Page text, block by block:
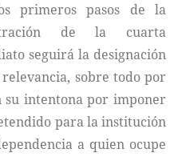
primeros pasos de la
de la cuarta
seguirá la designación
sobre todo por
su intentona por imponer
para la institución
a quien ocupe